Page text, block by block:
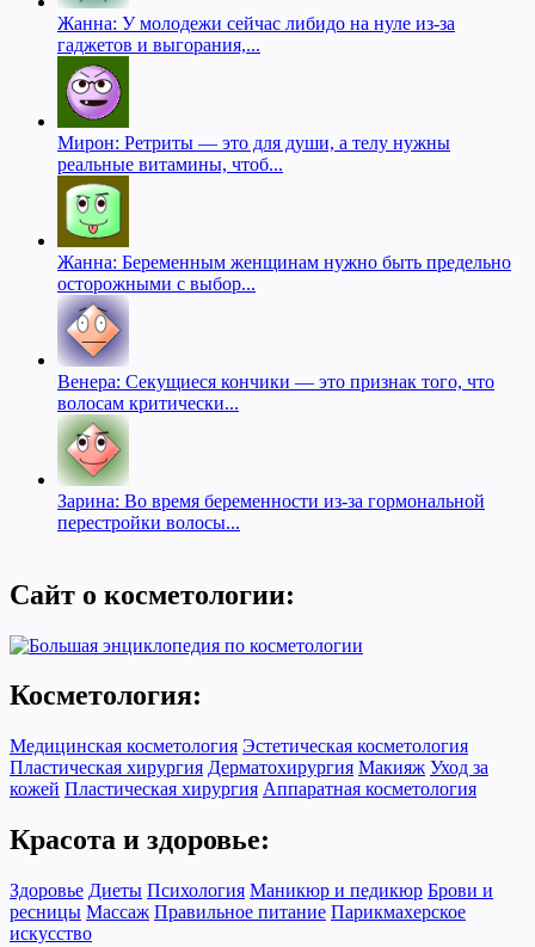
Жанна: У молодежи сейчас либидо на нуле из-за
гаджетов и выгорания,...
Мирон: Ретриты — это для души, а телу нужны
реальные витамины, чтоб...
Жанна: Беременным женщинам нужно быть предельно
осторожными с выбор...
Венера: Секущиеся кончики — это признак того, что
волосам критически...
Зарина: Во время беременности из-за гормональной
перестройки волосы...
Сайт о косметологии:
Косметология:
Медицинская косметология Эстетическая косметология
Пластическая хирургия Дерматохирургия Макияж Уход за
кожей Пластическая хирургия Аппаратная косметология
Красота и здоровье:
Здоровье Диеты Психология Маникюр и педикюр Брови и
ресницы Массаж Правильное питание Парикмахерское
искусство